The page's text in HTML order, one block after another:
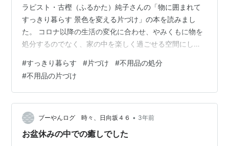
ラピスト・古樫（ふるかた）純子さんの「物に囲まれて
すっきり暮らす 景色を変える片づけ」の本を読みまし
た。 コロナ以降の生活の変化に合わせ、やみくもに物を
処分するのでなく、家の中を楽しく過ごせる空間にしよ
景色を変える 何に囲まれたいのか まとめ 片付かない理
由 押し入れにものを移動 「物に囲まれてすっきり暮らす
景色を変える片づけ」の本・表紙扉ページに、片づかな
い理由・チェックリストがあります。 「いる」「いらな
い」から始めている 物の量にうんざり リビングに物が出
しっぱなし 部屋に…
#すっきり暮らす #片づけ #不用品の処分
#不用品の片づけ
ブーやんログ 時々、日向坂４６ • 3年前
お盆休みの中での癒しでした